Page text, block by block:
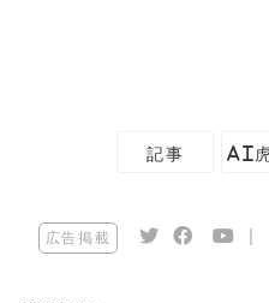
記事 AI
広告掲載